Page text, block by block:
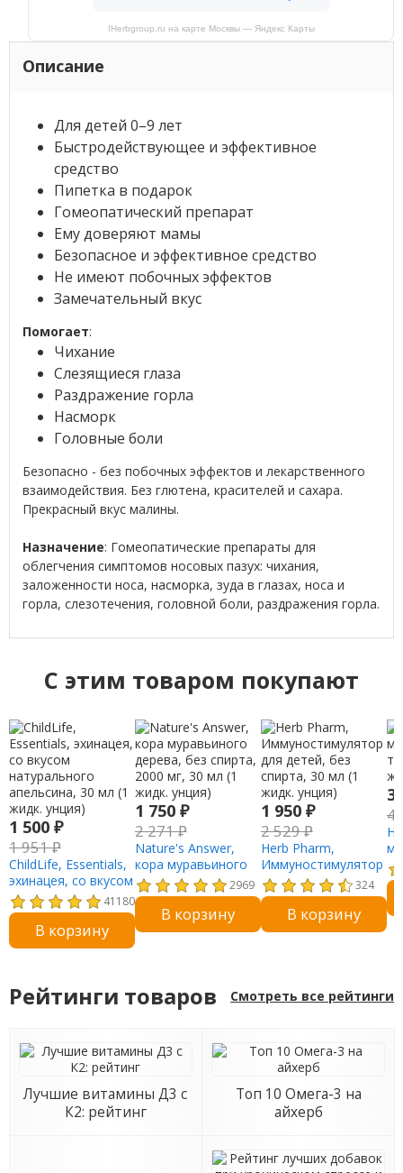
IHerbgroup.ru на карте Москвы — Яндекс Карты
Описание
Для детей 0–9 лет
Быстродействующее и эффективное
средство
Пипетка в подарок
Гомеопатический препарат
Ему доверяют мамы
Безопасное и эффективное средство
Не имеют побочных эффектов
Замечательный вкус
Помогает:
Чихание
Слезящиеся глаза
Раздражение горла
Насморк
Головные боли
Безопасно - без побочных эффектов и лекарственного
взаимодействия. Без глютена, красителей и сахара.
Прекрасный вкус малины.
Назначение: Гомеопатические препараты для
облегчения симптомов носовых пазух: чихания,
заложенности носа, насморка, зуда в глазах, носа и
горла, слезотечения, головной боли, раздражения горла.
C этим товаром покупают
1 500 ₽
1 951₽
ChildLife, Essentials,
эхинацея, со вкусом
натурального
апельсина, 30 мл (1
жидк. унция)
41180
В корзину
1 750 ₽
2 271₽
Nature's Answer,
кора муравьиного
дерева, без спирта,
2000 мг, 30 мл (1
жидк. унция)
2969
В корзину
1 950 ₽
2 529₽
Herb Pharm,
Иммуностимулятор
для детей, без
спирта, 30 мл (1
жидк. унция)
324
В корзину
3
4
Рейтинги товаров Смотреть все рейтинги
Лучшие витамины Д3 с
К2: рейтинг
Топ 10 Омега-3 на
айхерб